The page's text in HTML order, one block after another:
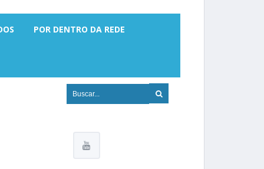
POR DENTRO DA REDE